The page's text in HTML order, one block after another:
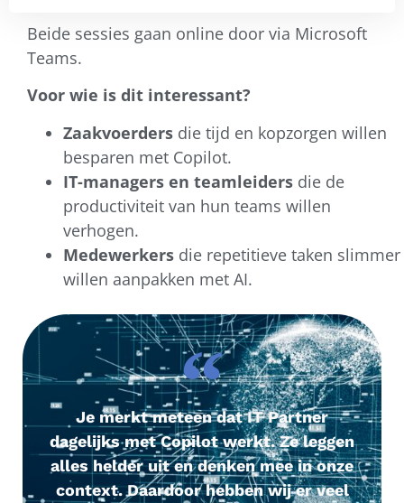
Beide sessies gaan online door via Microsoft
Teams.
Voor wie is dit interessant?
Zaakvoerders die tijd en kopzorgen willen
besparen met Copilot.
IT-managers en teamleiders die de
productiviteit van hun teams willen
verhogen.
Medewerkers die repetitieve taken slimmer
willen aanpakken met AI.
Je merkt meteen dat IT Partner
dagelijks met Copilot werkt. Ze leggen
alles helder uit en denken mee in onze
context. Daardoor hebben wij er veel